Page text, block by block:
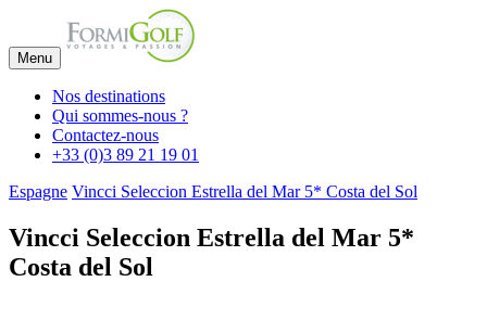
Menu
Nos destinations
Qui sommes-nous ?
Contactez-nous
+33 (0)3 89 21 19 01
Espagne Vincci Seleccion Estrella del Mar 5* Costa del Sol
Vincci Seleccion Estrella del Mar 5*
Costa del Sol